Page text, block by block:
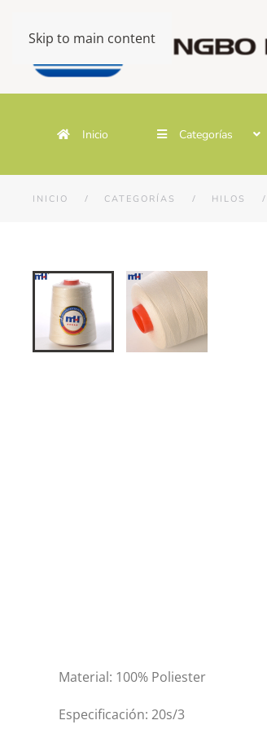
Skip to main content
Inicio Categorías
INICIO CATEGORÍAS HILOS
Material: 100% Poliester
Especificación: 20s/3